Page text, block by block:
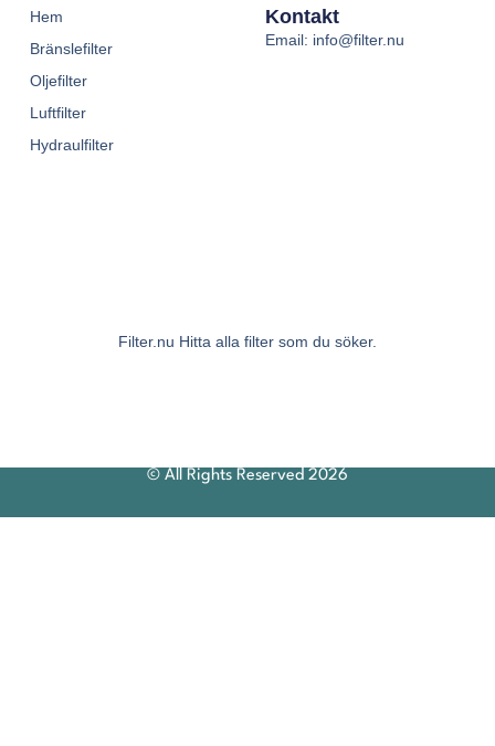
Filter.nu Hitta alla filter som du söker.
Hem
Bränslefilter
Oljefilter
Luftfilter
Hydraulfilter
Kontakt
Email: info@filter.nu
© All Rights Reserved 2026